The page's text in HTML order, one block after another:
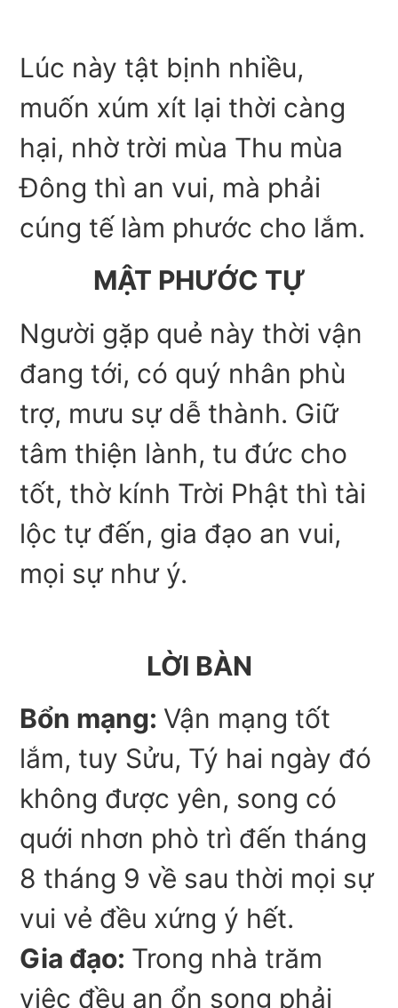
Lúc này tật bịnh nhiều,
muốn xúm xít lại thời càng
hại, nhờ trời mùa Thu mùa
Đông thì an vui, mà phải
cúng tế làm phước cho lắm.
MẬT PHƯỚC TỰ
Người gặp quẻ này thời vận
đang tới, có quý nhân phù
trợ, mưu sự dễ thành. Giữ
tâm thiện lành, tu đức cho
tốt, thờ kính Trời Phật thì tài
lộc tự đến, gia đạo an vui,
mọi sự như ý.
LỜI BÀN
Bổn mạng: Vận mạng tốt
lắm, tuy Sửu, Tý hai ngày đó
không được yên, song có
quới nhơn phò trì đến tháng
8 tháng 9 về sau thời mọi sự
vui vẻ đều xứng ý hết.
Gia đạo: Trong nhà trăm
việc đều an ổn song phải